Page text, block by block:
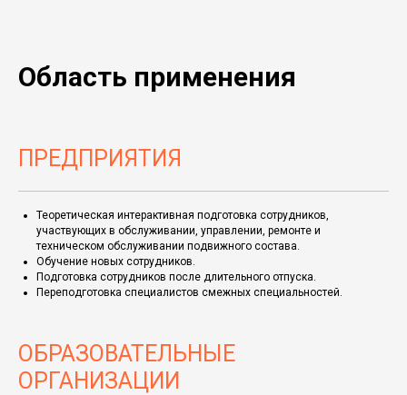
Область применения
ПРЕДПРИЯТИЯ
Теоретическая интерактивная подготовка сотрудников,
участвующих в обслуживании, управлении, ремонте и
техническом обслуживании подвижного состава.
Обучение новых сотрудников.
Подготовка сотрудников после длительного отпуска.
Переподготовка специалистов смежных специальностей.
ОБРАЗОВАТЕЛЬНЫЕ
ОРГАНИЗАЦИИ